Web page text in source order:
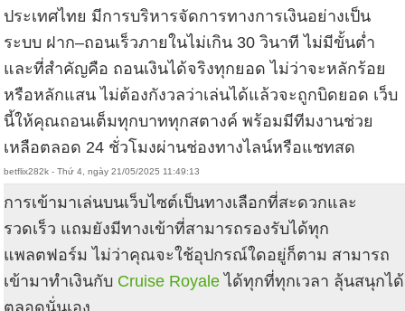
ประเทศไทย มีการบริหารจัดการทางการเงินอย่างเป็น
ระบบ ฝาก–ถอนเร็วภายในไม่เกิน 30 วินาที ไม่มีขั้นต่ำ
และที่สำคัญคือ ถอนเงินได้จริงทุกยอด ไม่ว่าจะหลักร้อย
หรือหลักแสน ไม่ต้องกังวลว่าเล่นได้แล้วจะถูกบิดยอด เว็บ
นี้ให้คุณถอนเต็มทุกบาททุกสตางค์ พร้อมมีทีมงานช่วย
เหลือตลอด 24 ชั่วโมงผ่านช่องทางไลน์หรือแชทสด
betflix282k - Thứ 4, ngày 21/05/2025 11:49:13
การเข้ามาเล่นบนเว็บไซต์เป็นทางเลือกที่สะดวกและ
รวดเร็ว แถมยังมีทางเข้าที่สามารถรองรับได้ทุก
แพลตฟอร์ม ไม่ว่าคุณจะใช้อุปกรณ์ใดอยู่ก็ตาม สามารถ
เข้ามาทำเงินกับ Cruise Royale ได้ทุกที่ทุกเวลา ลุ้นสนุกได้
ตลอดนั่นเอง